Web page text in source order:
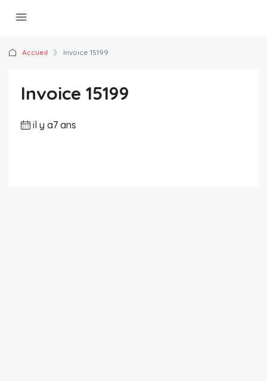
Accueil Invoice 15199
Invoice 15199
il y a7 ans